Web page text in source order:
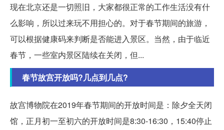
现在北京还是一切照旧，大家都很正常的工作生活没有什
么影响，所以过来玩不用担心的。对于春节期间的旅游，
可以根据健康码来判断是否能进入景区。当然，由于临近
春节，一些室内景区陆续在关闭，但...
春节故宫开放吗?几点到几点?
故宫博物院在2019年春节期间的开放时间是：除夕全天闭
馆，正月初一至初六的开放时间是8:30-16:30，15:40停止